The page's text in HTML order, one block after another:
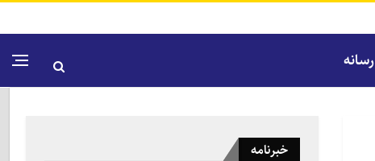
رسانه
خبرنامه